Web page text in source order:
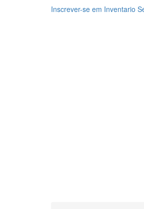
Inscrever-se em Inventario